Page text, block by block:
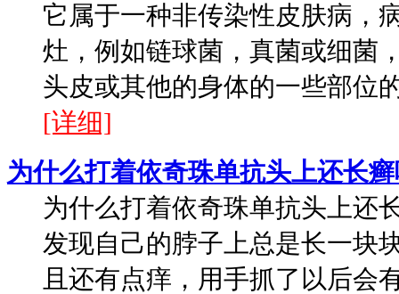
它属于一种非传染性皮肤病，
灶，例如链球菌，真菌或细菌
头皮或其他的身体的一些部位
[详细]
为什么打着依奇珠单抗头上还长
为什么打着依奇珠单抗头上还
发现自己的脖子上总是长一块
且还有点痒，用手抓了以后会